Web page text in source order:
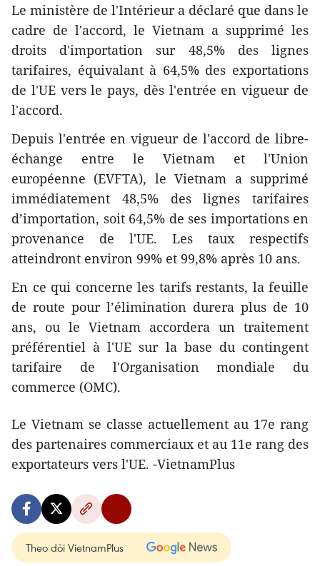
Le ministère de l'Intérieur a déclaré que dans le
cadre de l'accord, le Vietnam a supprimé les
droits d'importation sur 48,5% des lignes
tarifaires, équivalant à 64,5% des exportations
de l'UE vers le pays, dès l'entrée en vigueur de
l'accord.
Depuis l'entrée en vigueur de l'accord de libre-
échange entre le Vietnam et l'Union
européenne (EVFTA), le Vietnam a supprimé
immédiatement 48,5% des lignes tarifaires
d’importation, soit 64,5% de ses importations en
provenance de l'UE. Les taux respectifs
atteindront environ 99% et 99,8% après 10 ans.
En ce qui concerne les tarifs restants, la feuille
de route pour l’élimination durera plus de 10
ans, ou le Vietnam accordera un traitement
préférentiel à l'UE sur la base du contingent
tarifaire de l'Organisation mondiale du
commerce (OMC).
Le Vietnam se classe actuellement au 17e rang
des partenaires commerciaux et au 11e rang des
exportateurs vers l'UE. -VietnamPlus
Theo dõi VietnamPlus